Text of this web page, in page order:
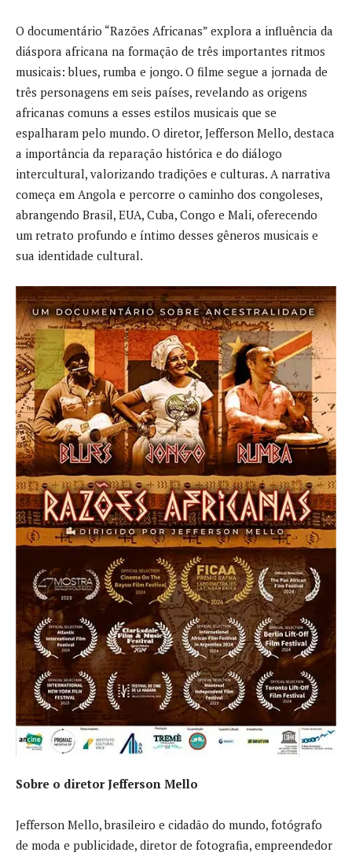
O documentário “Razões Africanas” explora a influência da
diáspora africana na formação de três importantes ritmos
musicais: blues, rumba e jongo. O filme segue a jornada de
três personagens em seis países, revelando as origens
africanas comuns a esses estilos musicais que se
espalharam pelo mundo. O diretor, Jefferson Mello, destaca
a importância da reparação histórica e do diálogo
intercultural, valorizando tradições e culturas. A narrativa
começa em Angola e percorre o caminho dos congoleses,
abrangendo Brasil, EUA, Cuba, Congo e Mali, oferecendo
um retrato profundo e íntimo desses gêneros musicais e
sua identidade cultural.
Sobre o diretor Jefferson Mello
Jefferson Mello, brasileiro e cidadão do mundo, fotógrafo
de moda e publicidade, diretor de fotografia, empreendedor